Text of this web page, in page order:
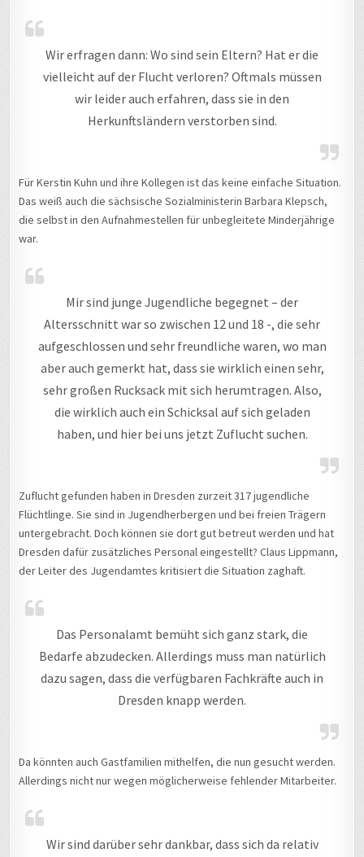
Wir erfragen dann: Wo sind sein Eltern? Hat er die
vielleicht auf der Flucht verloren? Oftmals müssen
wir leider auch erfahren, dass sie in den
Herkunftsländern verstorben sind.
Für Kerstin Kuhn und ihre Kollegen ist das keine einfache Situation.
Das weiß auch die sächsische Sozialministerin Barbara Klepsch,
die selbst in den Aufnahmestellen für unbegleitete Minderjährige
war.
Mir sind junge Jugendliche begegnet – der
Altersschnitt war so zwischen 12 und 18 -, die sehr
aufgeschlossen und sehr freundliche waren, wo man
aber auch gemerkt hat, dass sie wirklich einen sehr,
sehr großen Rucksack mit sich herumtragen. Also,
die wirklich auch ein Schicksal auf sich geladen
haben, und hier bei uns jetzt Zuflucht suchen.
Zuflucht gefunden haben in Dresden zurzeit 317 jugendliche
Flüchtlinge. Sie sind in Jugendherbergen und bei freien Trägern
untergebracht. Doch können sie dort gut betreut werden und hat
Dresden dafür zusätzliches Personal eingestellt? Claus Lippmann,
der Leiter des Jugendamtes kritisiert die Situation zaghaft.
Das Personalamt bemüht sich ganz stark, die
Bedarfe abzudecken. Allerdings muss man natürlich
dazu sagen, dass die verfügbaren Fachkräfte auch in
Dresden knapp werden.
Da könnten auch Gastfamilien mithelfen, die nun gesucht werden.
Allerdings nicht nur wegen möglicherweise fehlender Mitarbeiter.
Wir sind darüber sehr dankbar, dass sich da relativ